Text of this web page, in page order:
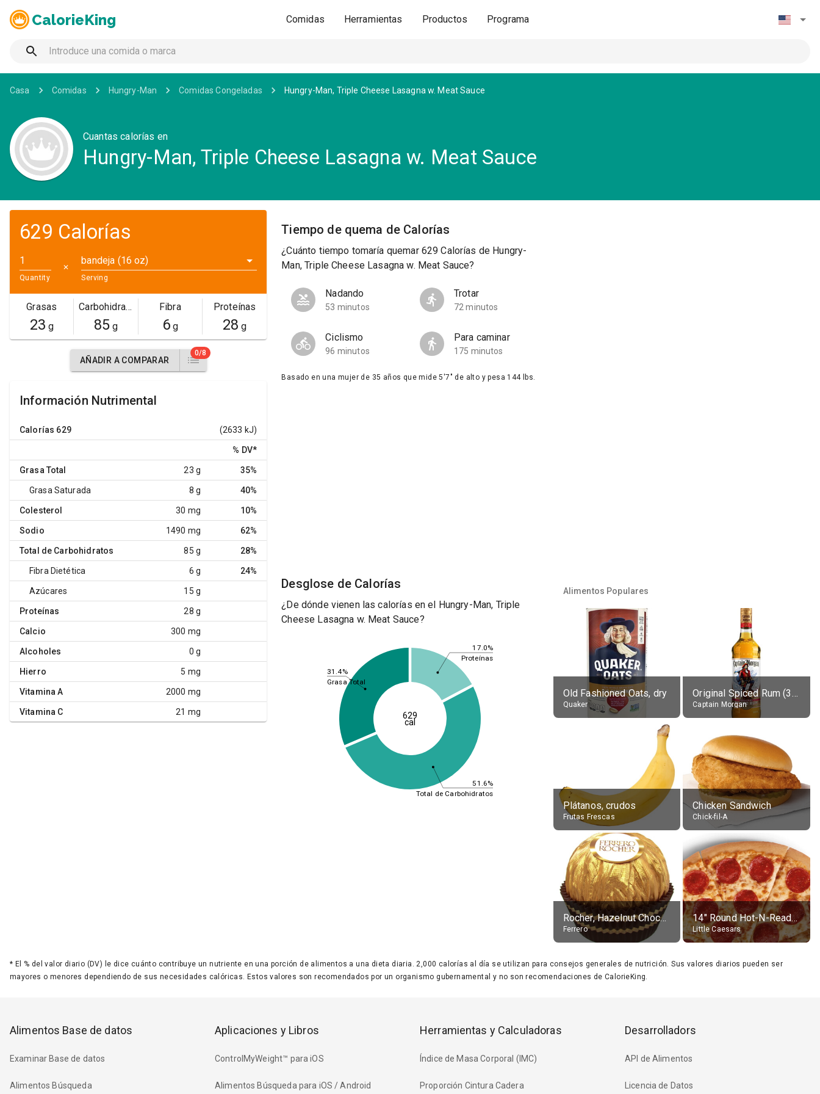
CalorieKing Comidas Herramientas Productos Programa
Casa Comidas Hungry-Man Comidas Congeladas Hungry-Man, Triple Cheese Lasagna w. Meat Sauce
Cuantas calorías en
Hungry-Man, Triple Cheese Lasagna w. Meat Sauce
629 Calorías
Quantity
✕
bandeja (16 oz)
Serving
Grasas
23 g
Carbohidratos
85g
Fibra
6g
Proteínas
28 g
AÑADIR A COMPARAR
0/8
Información Nutrimental
Calorías 629 (2633 kJ)
% DV*
Grasa Total 23 g 35%
Grasa Saturada 8 g 40%
Colesterol 30 mg 10%
Sodio 1490 mg 62%
Total de Carbohidratos 85 g 28%
Fibra Dietética 6 g 24%
Azúcares 15 g
Proteínas 28 g
Calcio 300 mg
Alcoholes 0 g
Hierro 5 mg
Vitamina A 2000 mg
Vitamina C 21 mg
Tiempo de quema de Calorías
¿Cuánto tiempo tomaría quemar 629 Calorías de Hungry-
Man, Triple Cheese Lasagna w. Meat Sauce?
Nadando
53 minutos
Trotar
72 minutos
Ciclismo
96 minutos
Para caminar
175 minutos
Basado en una mujer de 35 años que mide 5'7" de alto y pesa 144 lbs.
Desglose de Calorías
¿De dónde vienen las calorías en el Hungry-Man, Triple
Cheese Lasagna w. Meat Sauce?
17.0%
51.6%
31.4%
Proteínas
Total de Carbohidratos
Grasa Total
629
cal
Alimentos Populares
Old Fashioned Oats, dry
Quaker
Original Spiced Rum (35% alc.)
Captain Morgan
Plátanos, crudos
Frutas Frescas
Chicken Sandwich
Chick-fil-A
Rocher, Hazelnut Chocolate Ball
Ferrero
14" Round Hot-N-Ready Pepperoni Pizza
Little Caesars
* El % del valor diario (DV) le dice cuánto contribuye un nutriente en una porción de alimentos a una dieta diaria. 2,000 calorías al día se utilizan para consejos generales de nutrición. Sus valores diarios pueden ser
mayores o menores dependiendo de sus necesidades calóricas. Estos valores son recomendados por un organismo gubernamental y no son recomendaciones de CalorieKing.
Alimentos Base de datos
Examinar Base de datos
Alimentos Búsqueda
Aplicaciones y Libros
ControlMyWeight™ para iOS
Alimentos Búsqueda para iOS / Android
Herramientas y Calculadoras
Índice de Masa Corporal (IMC)
Proporción Cintura Cadera
Desarrolladors
API de Alimentos
Licencia de Datos